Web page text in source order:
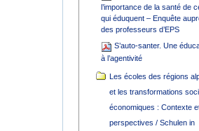
l’importance de la santé de
qui éduquent – Enquête
des professeurs d’EPS
S’auto-santer. Une
à l’agentivité
Les écoles des régions
et les transformations
économiques : Contexte
perspectives / Schulen in